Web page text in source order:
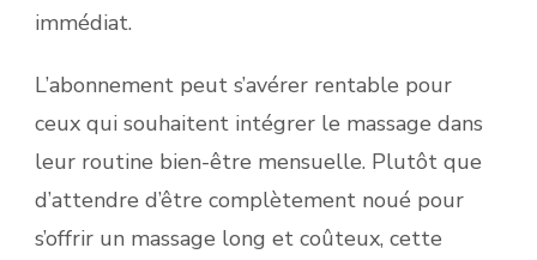
immédiat.
L’abonnement peut s’avérer rentable pour
ceux qui souhaitent intégrer le massage dans
leur routine bien-être mensuelle. Plutôt que
d’attendre d’être complètement noué pour
s’offrir un massage long et coûteux, cette